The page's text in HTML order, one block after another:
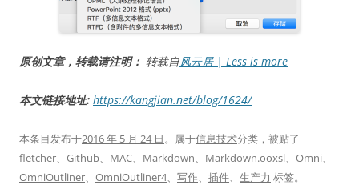
原创文章，转载请注明： 转载自风云居 | Less is more
本文链接地址: https://kangjian.net/blog/1624/
本条目发布于2016 年 5 月 24 日。属于信息技术分类，被贴了
fletcher、 Github、 MAC、 Markdown、 Markdown.ooxsl、 Omni、
OmniOutliner、 OmniOutliner4、 写作、 插件、 生产力 标签。